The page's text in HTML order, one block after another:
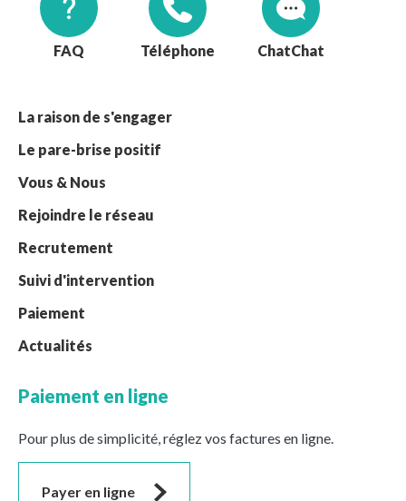
FAQ Téléphone Chat
La raison de s'engager
Le pare-brise positif
Vous & Nous
Rejoindre le réseau
Recrutement
Suivi d'intervention
Paiement
Actualités
Paiement en ligne
Pour plus de simplicité, réglez vos factures en ligne.
Payer en ligne